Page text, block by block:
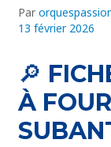
🔎
À
Par
13 février 2026